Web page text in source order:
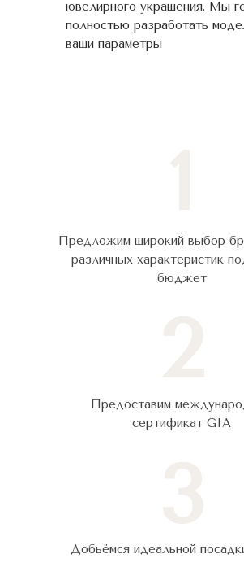
ювелирного украшения. Мы
полностью разработать
ваши параметры
Предложим широкий выбор
различных характеристик
бюджет
Предоставим
сертификат GIA
Добьёмся идеальной